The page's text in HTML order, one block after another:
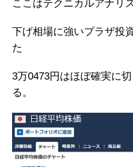
ここはテクニカルアナリ
下げ相場に強いプラザ投
た
3万0473円はほぼ確実に
る。